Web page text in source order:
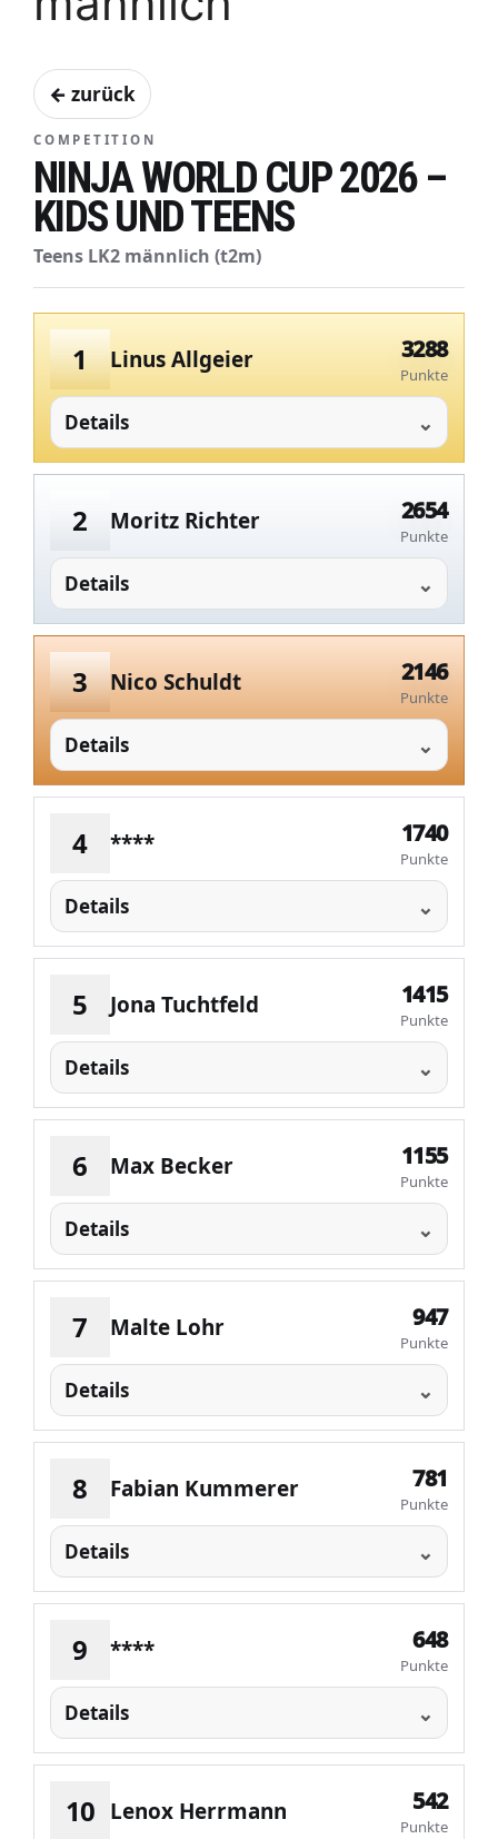
← zurück
COMPETITION
NINJA WORLD CUP 2026 –
KIDS UND TEENS
Teens LK2 männlich (t2m)
1 Linus Allgeier 3288
Punkte
Details
2 Moritz Richter 2654
Punkte
Details
3 Nico Schuldt 2146
Punkte
Details
4 **** 1740
Punkte
Details
5 Jona Tuchtfeld 1415
Punkte
Details
6 Max Becker 1155
Punkte
Details
7 Malte Lohr 947
Punkte
Details
8 Fabian Kummerer 781
Punkte
Details
9 **** 648
Punkte
Details
10 Lenox Herrmann 542
Punkte